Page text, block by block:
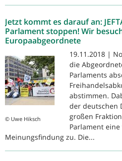
Jetzt kommt es darauf an:
Parlament stoppen! Wir
Europaabgeordnete
© Uwe Hiksch
19.11.2018 |
die
Parlaments
abstimmen.
der deutschen
großen
Parlament
Meinungsfindung zu. Die...